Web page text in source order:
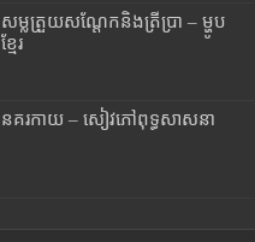
សម្លត្រួយសណ្តែកនិងត្រីប្រា – ម្ហូប
ខ្មែរ
នគរកាយ – សៀវភៅពុទ្ធសាសនា